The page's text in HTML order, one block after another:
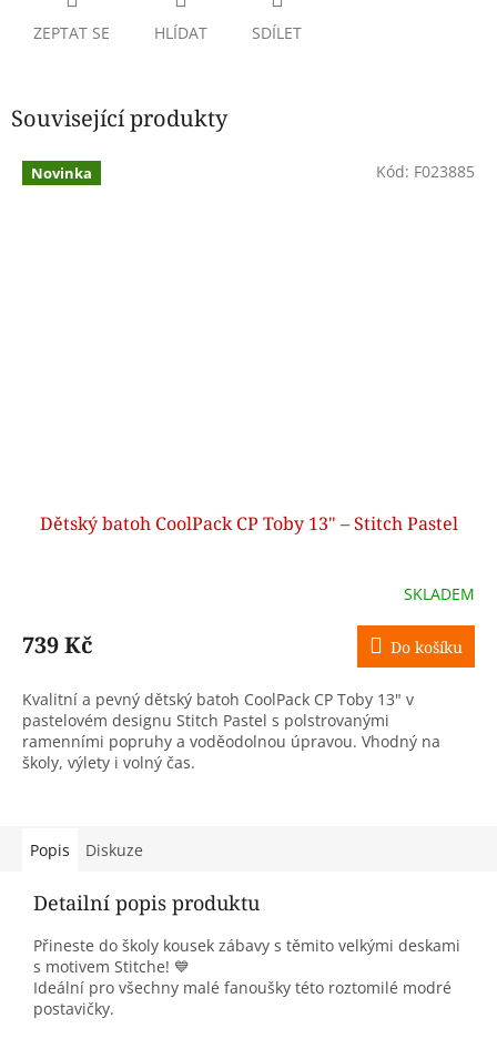
ZEPTAT SE HLÍDAT SDÍLET
Související produkty
Novinka
Dětský batoh CoolPack CP Toby 13" – Stitch Pastel
SKLADEM
739 Kč Do košíku
Kvalitní a pevný dětský batoh CoolPack CP Toby 13" v
pastelovém designu Stitch Pastel s polstrovanými
ramenními popruhy a voděodolnou úpravou. Vhodný na
školy, výlety i volný čas.
Kód: F023885
Popis Diskuze
Detailní popis produktu
Přineste do školy kousek zábavy s těmito velkými deskami
s motivem Stitche! 💙
Ideální pro všechny malé fanoušky této roztomilé modré
postavičky.